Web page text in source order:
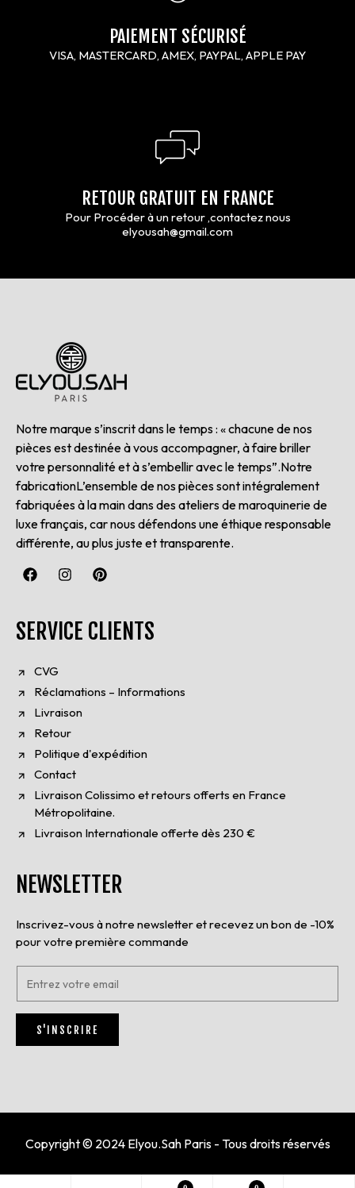
PAIEMENT SÉCURISÉ
VISA, MASTERCARD, AMEX, PAYPAL, APPLE PAY
RETOUR GRATUIT EN FRANCE
Pour Procéder à un retour ,contactez nous
elyousah@gmail.com
Notre marque s’inscrit dans le temps : « chacune de nos
pièces est destinée à vous accompagner, à faire briller
votre personnalité et à s’embellir avec le temps”.Notre
fabricationL’ensemble de nos pièces sont intégralement
fabriquées à la main dans des ateliers de maroquinerie de
luxe français, car nous défendons une éthique responsable
différente, au plus juste et transparente.
SERVICE CLIENTS
CVG
Réclamations – Informations
Livraison
Retour
Politique d'expédition
Contact
Livraison Colissimo et retours offerts en France
Métropolitaine.
Livraison Internationale offerte dès 230 €
NEWSLETTER
Inscrivez-vous à notre newsletter et recevez un bon de -10%
pour votre première commande
t
r
z
S'INSCRIRE
Copyright © 2024 Elyou.Sah Paris - Tous droits réservés